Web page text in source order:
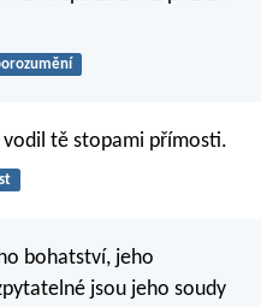
vodil tě stopami přímosti.
bohatství, jeho
jsou jeho soudy